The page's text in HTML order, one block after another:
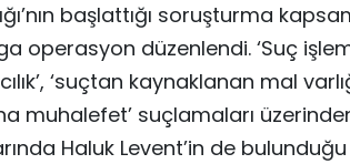
başlattığı soruşturma
operasyon düzenlendi. ‘Suç
‘suçtan kaynaklanan mal
muhalefet’ suçlamaları
Haluk Levent’in de